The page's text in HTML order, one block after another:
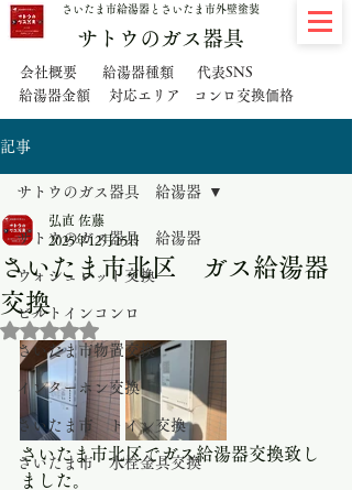
さいたま市給湯器とさいたま市外壁塗装
サトウのガス器具
会社概要 給湯器種類
代表SNS
給湯器金額
対応エリア コンロ交換価格
記事
サトウのガス器具 給湯器
ウォシュレット交換
ビルトインコンロ
さいたま市物置交換
インターホン交換
さいたま市 トイレ交換
さいたま市 水栓金具交換
サトウのガス器具 給湯器
さいたま市北区 ガス給湯器
交換
弘直 佐藤
2025年12月15日
5つ星のうちNaNと評価されています。
さいたま市北区でガス給湯器交換致し
ました。